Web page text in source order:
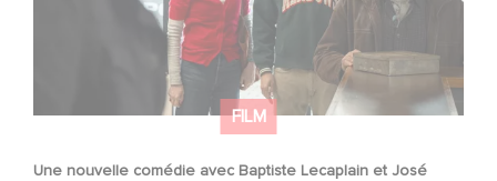
FILM
Une nouvelle comédie avec Baptiste Lecaplain et José